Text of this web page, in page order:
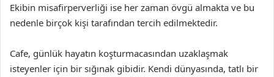
Ekibin misafirperverliği ise her zaman övgü almakta ve bu
nedenle birçok kişi tarafından tercih edilmektedir.
Cafe, günlük hayatın koşturmacasından uzaklaşmak
isteyenler için bir sığınak gibidir. Kendi dünyasında, tatlı bir